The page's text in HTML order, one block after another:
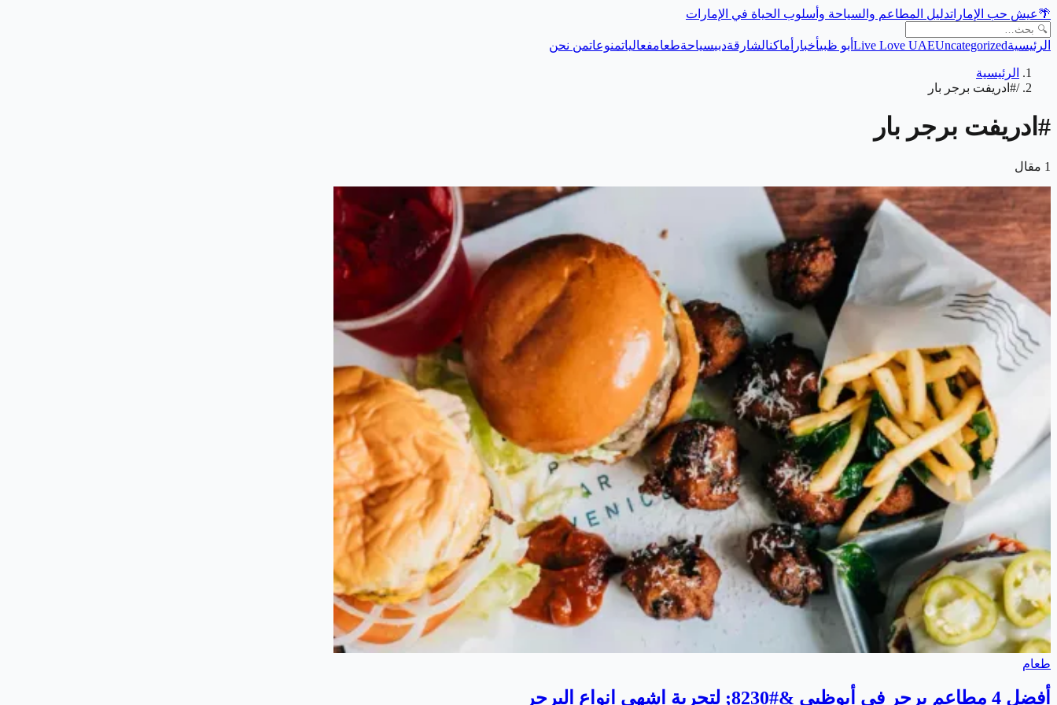
🌴عيش حب الإماراتدليل المطاعم والسياحة وأسلوب الحياة في الإمارات
الرئيسية Live Love UAEUncategorized أبو ظبيأخبار أماكنالشارقةدبيسياحةطعامفعالياتمنوعاتمن نحن
الرئيسية
/#ادريفت برجر بار
# ادريفت برجر بار
1 مقال
طعام
أفضل 4 مطاعم برجر في أبوظبي &#8230; لتجربة اشهى انواع البرجر